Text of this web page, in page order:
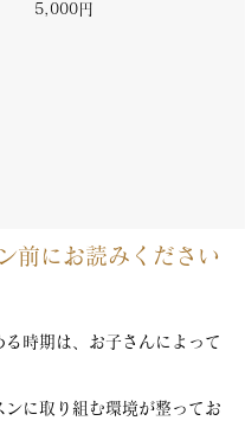
5,000円
前にお読みください
る時期は、お子さんによって
ンに取り組む環境が整ってお